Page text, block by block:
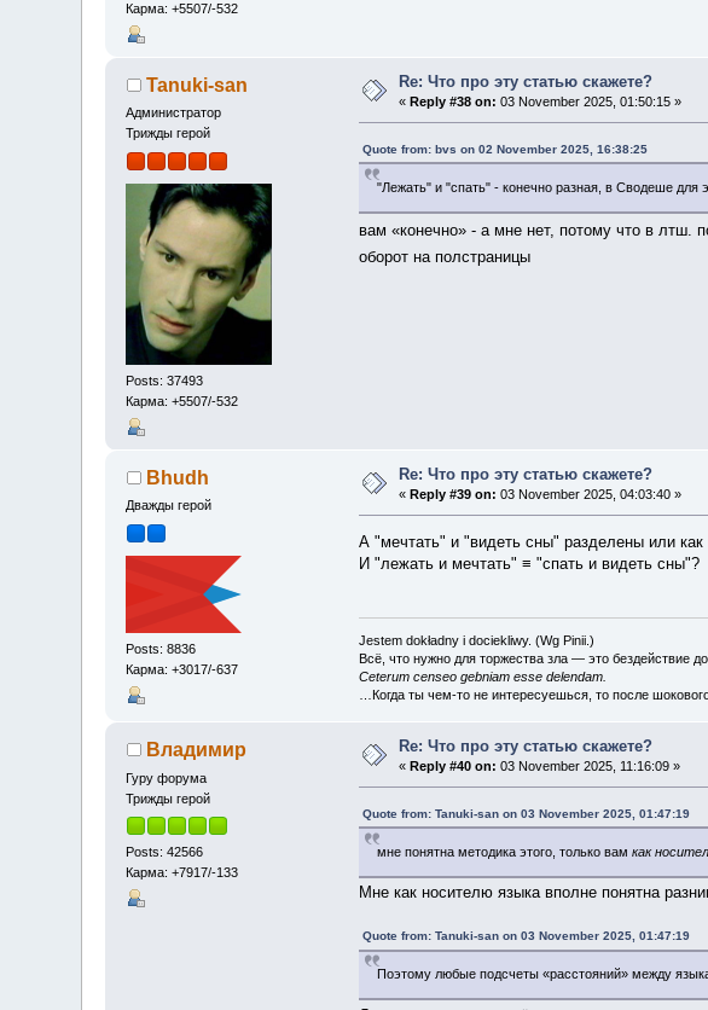
Карма: +5507/-532
Tanuki-san
Администратор
Трижды герой
Posts: 37493
Карма: +5507/-532
Re: Что про эту статью скажете?
« Reply #38 on: 03 November 2025, 01:50:15 »
Quote from: bvs on 02 November 2025, 16:38:25
"Лежать" и "спать" - конечно разная, в Сводеше для
вам «конечно» - а мне нет, потому что в лтш.
оборот на полстраницы
Bhudh
Дважды герой
Posts: 8836
Карма: +3017/-637
Re: Что про эту статью скажете?
« Reply #39 on: 03 November 2025, 04:03:40 »
А "мечтать" и "видеть сны" разделены или как
И "лежать и мечтать" ≡ "спать и видеть сны"?
Jestem dokładny i dociekliwy. (Wg Pinii .)
Всё, что нужно для торжества зла — это бездействие
Ceterum censeo gebniam esse delendam.
…Когда ты чем-то не интересуешься, то после
Владимир
Гуру форума
Трижды герой
Posts: 42566
Карма: +7917/-133
Re: Что про эту статью скажете?
« Reply #40 on: 03 November 2025, 11:16:09 »
Quote from: Tanuki-san on 03 November 2025, 01:47:19
мне понятна методика этого, только вамкак
Мне как носителю языка вполне понятна
Quote from: Tanuki-san on 03 November 2025, 01:47:19
Поэтому любые подсчеты «расстояний» между